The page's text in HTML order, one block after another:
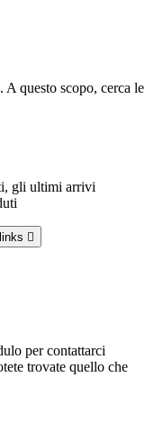
questo scopo, cerca le
gli ultimi arrivi

per contattarci
trovate quello che